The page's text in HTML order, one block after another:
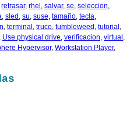
retrasar, rhel , salvar, se, seleccion,
, sled , su, suse, tamaño, tecla,
, terminal , truco, tumbleweed , tutorial ,
, Use physical drive, verificacion, virtual ,
Hypervisor, Workstation Player,